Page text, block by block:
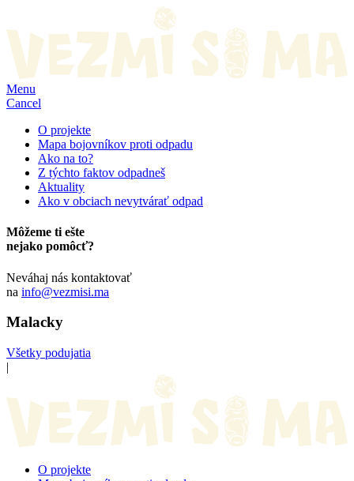
Menu
Cancel
O projekte
Mapa bojovníkov proti odpadu
Ako na to?
Z týchto faktov odpadneš
Aktuality
Ako v obciach nevytvárať odpad
Môžeme ti ešte
nejako pomôcť?
Neváhaj nás kontaktovať
na info@vezmisi.ma
Malacky
Všetky podujatia
|
O projekte